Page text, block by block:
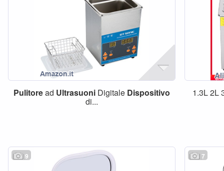
Pulitoread UltrasuoniDigitale Dispositivo
di...
1.3L 2L
9 7